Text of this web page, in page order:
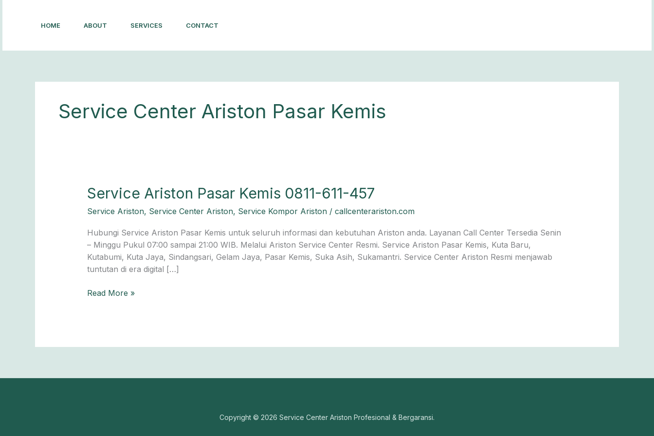
HOME ABOUT SERVICES CONTACT
Service Center Ariston Pasar Kemis
Service Ariston Pasar Kemis 0811-611-457
Service Ariston, Service Center Ariston, Service Kompor Ariston/ callcenterariston.com
Hubungi Service Ariston Pasar Kemis untuk seluruh informasi dan kebutuhan Ariston anda. Layanan Call Center Tersedia Senin
– Minggu Pukul 07:00 sampai 21:00 WIB. Melalui Ariston Service Center Resmi. Service Ariston Pasar Kemis, Kuta Baru,
Kutabumi, Kuta Jaya, Sindangsari, Gelam Jaya, Pasar Kemis, Suka Asih, Sukamantri. Service Center Ariston Resmi menjawab
tuntutan di era digital […]
Service
Ariston
Pasar
0811-
611-
457
Read More »
Copyright © 2026 Service Center Ariston Profesional & Bergaransi.